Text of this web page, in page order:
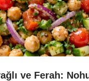
ve Ferah: